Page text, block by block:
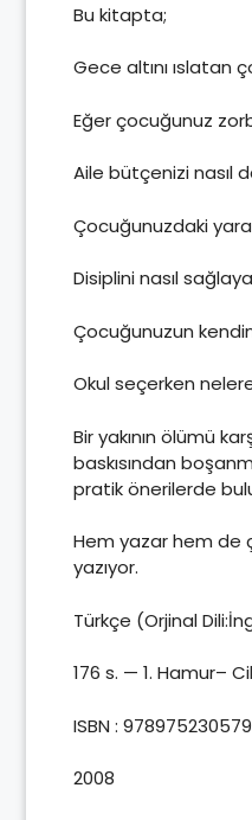
Bu kitapta;
Gece altını ıslatan
Eğer çocuğunuz
Aile bütçenizi nasıl
Çocuğunuzdaki
Disiplini nasıl
Çocuğunuzun
Okul seçerken
Bir yakının ölümü
baskısından
pratik önerilerde
Hem yazar hem de
yazıyor.
Türkçe (Orjinal
176 s. — 1. Hamur–
ISBN :
2008